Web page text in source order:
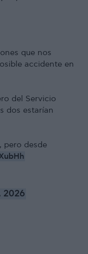
que nos
accidente en
del Servicio
dos estarían
pero desde
2026